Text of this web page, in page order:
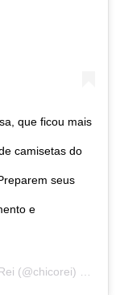
que ficou mais
camisetas do
seus
e
(@chicorei) em